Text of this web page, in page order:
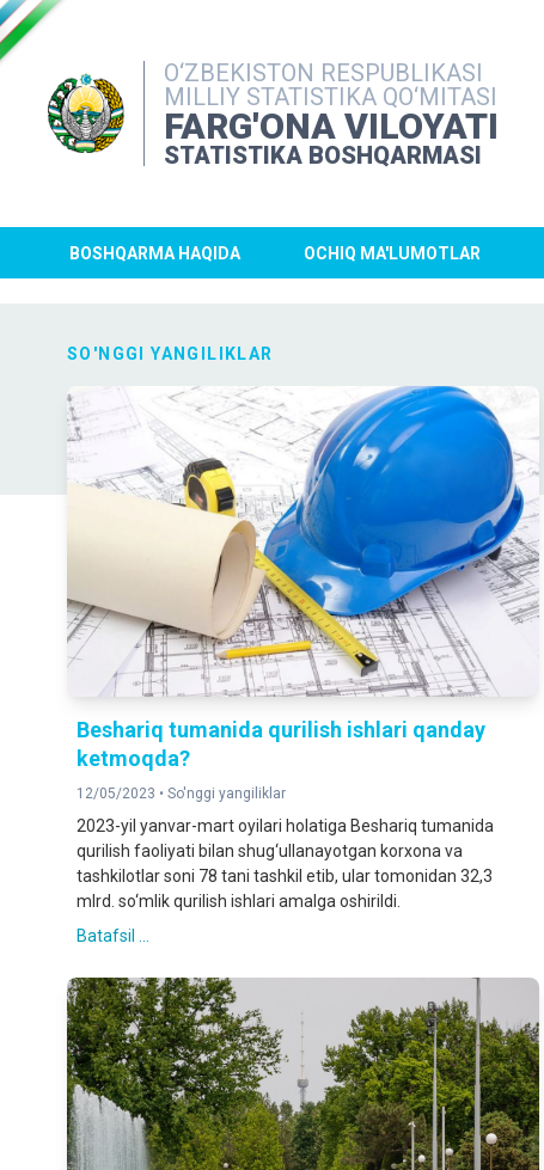
O‘ZBEKISTON RESPUBLIKASI
MILLIY STATISTIKA QO‘MITASI
FARG'ONA VILOYATI
STATISTIKA BOSHQARMASI
BOSHQARMA HAQIDA OCHIQ MA'LUMOTLAR
SO'NGGI YANGILIKLAR
Beshariq tumanida qurilish ishlari qanday
ketmoqda?
12/05/2023 • So'nggi yangiliklar
2023-yil yanvar-mart oyilari holatiga Beshariq tumanida
qurilish faoliyati bilan shug‘ullanayotgan korxona va
tashkilotlar soni 78 tani tashkil etib, ular tomonidan 32,3
mlrd. so‘mlik qurilish ishlari amalga oshirildi.
Batafsil ...